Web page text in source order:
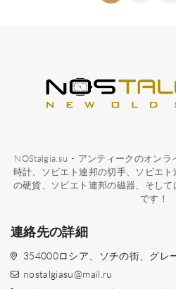
NOStalgia.su - アンティークのオン
時計、ソビエト連邦の切手、ソビエ
の硬貨、ソビエト連邦の磁器、そし
です！
連絡先の詳細
354000ロシア、ソチの街、グレ
nostalgiasu@mail.ru